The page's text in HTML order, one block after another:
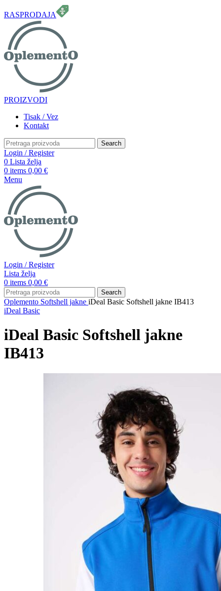
RASPRODAJA
PROIZVODI
Tisak / Vez
Kontakt
Search
Login / Register
0 Lista želja
0 items 0,00 €
Menu
Login / Register
Lista želja
0 items 0,00 €
Search
Oplemento Softshell jakne iDeal Basic Softshell jakne IB413
iDeal Basic
iDeal Basic Softshell jakne
IB413